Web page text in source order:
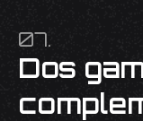
07.
Dos